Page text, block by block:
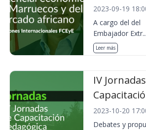
2023-09-19
A cargo del del
Embajador Extr...
Leer más
IV
2023-10-20
Debates y